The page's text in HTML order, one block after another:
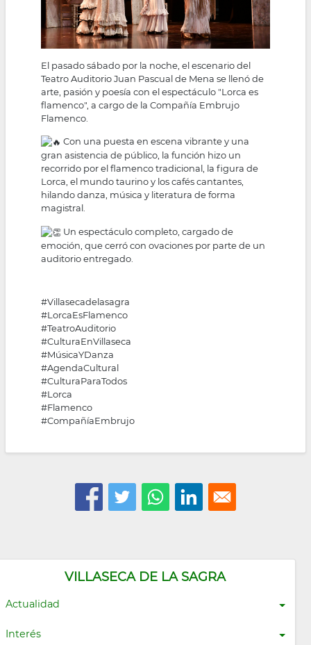
VILLASECA DE LA SAGRA
Actualidad
Interés
El pasado sábado por la noche, el escenario del
Teatro Auditorio Juan Pascual de Mena se llenó de
arte, pasión y poesía con el espectáculo "Lorca es
flamenco", a cargo de la Compañía Embrujo
Flamenco.
Con una puesta en escena vibrante y una
gran asistencia de público, la función hizo un
recorrido por el flamenco tradicional, la figura de
Lorca, el mundo taurino y los cafés cantantes,
hilando danza, música y literatura de forma
magistral.
Un espectáculo completo, cargado de
emoción, que cerró con ovaciones por parte de un
auditorio entregado.
#Villasecadelasagra
#LorcaEsFlamenco
#TeatroAuditorio
#CulturaEnVillaseca
#MúsicaYDanza
#AgendaCultural
#CulturaParaTodos
#Lorca
#Flamenco
#CompañíaEmbrujo